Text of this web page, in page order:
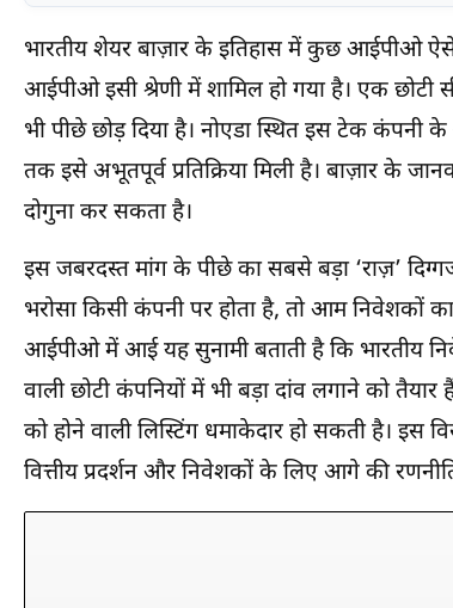
भारतीय शेयर बाज़ार के इतिहास में कुछ आईपीओ
आईपीओ इसी श्रेणी में शामिल हो गया है। एक
भी पीछे छोड़ दिया है। नोएडा स्थित इस टेक
तक इसे अभूतपूर्व प्रतिक्रिया मिली है। बाज़ार के
दोगुना कर सकता है।
इस जबरदस्त मांग के पीछे का सबसे बड़ा ‘राज़’
भरोसा किसी कंपनी पर होता है, तो आम निवेशकों
आईपीओ में आई यह सुनामी बताती है कि भारतीय
वाली छोटी कंपनियों में भी बड़ा दांव लगाने को
को होने वाली लिस्टिंग धमाकेदार हो सकती है। इस
वित्तीय प्रदर्शन और निवेशकों के लिए आगे की